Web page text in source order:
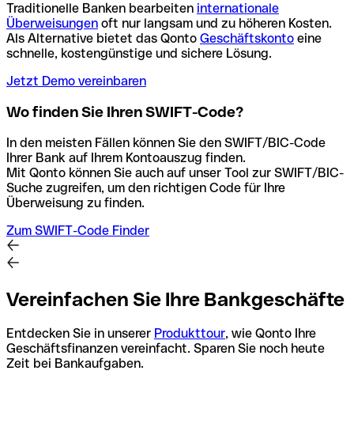
Traditionelle Banken bearbeiten internationale
Überweisungen oft nur langsam und zu höheren Kosten.
Als Alternative bietet das Qonto Geschäftskonto eine
schnelle, kostengünstige und sichere Lösung.
Jetzt Demo vereinbaren
Wo finden Sie Ihren SWIFT-Code?
In den meisten Fällen können Sie den SWIFT/BIC-Code
Ihrer Bank auf Ihrem Kontoauszug finden.
Mit Qonto können Sie auch auf unser Tool zur SWIFT/BIC-
Suche zugreifen, um den richtigen Code für Ihre
Überweisung zu finden.
Zum SWIFT-Code Finder
Vereinfachen Sie Ihre Bankgeschäfte
Entdecken Sie in unserer Produkttour, wie Qonto Ihre
Geschäftsfinanzen vereinfacht. Sparen Sie noch heute
Zeit bei Bankaufgaben.